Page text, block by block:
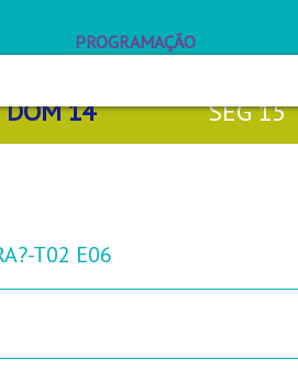
PROGRAMAÇÃO
DOM14 SEG15
T02 E06